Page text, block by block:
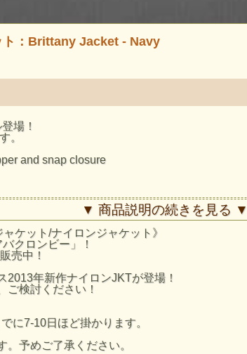
：Brittany Jacket - Navy
場！
。
and snap closure
となりますのでご了承ください。
▼ 商品説明の続きを見る ▼
ケット/ナイロンジャケット》
クロンビー」！
売中！
2013年新作ナイロンJKTが登場！
ご検討ください！
に7-10日ほど掛かります。
予めご了承ください。